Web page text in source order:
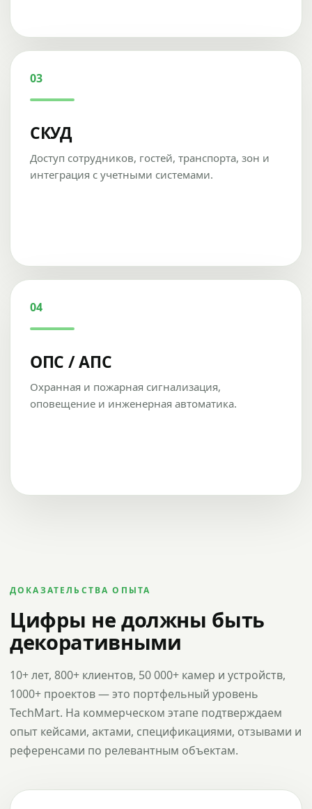
03
СКУД
Доступ сотрудников, гостей, транспорта, зон и
интеграция с учетными системами.
04
ОПС / АПС
Охранная и пожарная сигнализация,
оповещение и инженерная автоматика.
ДОКАЗАТЕЛЬСТВА ОПЫТА
Цифры не должны быть
декоративными
10+ лет, 800+ клиентов, 50 000+ камер и устройств,
1000+ проектов — это портфельный уровень
TechMart. На коммерческом этапе подтверждаем
опыт кейсами, актами, спецификациями, отзывами и
референсами по релевантным объектам.